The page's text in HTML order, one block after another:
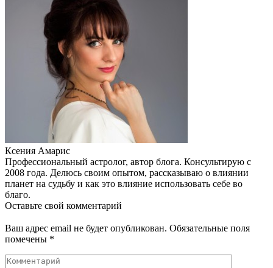
Ксения Амарис
Профессиональный астролог, автор блога. Консультирую с
2008 года. Делюсь своим опытом, рассказываю о влиянии
планет на судьбу и как это влияние использовать себе во
благо.
Оставьте свой комментарий
Ваш адрес email не будет опубликован. Обязательные поля
помечены *
Комментарий